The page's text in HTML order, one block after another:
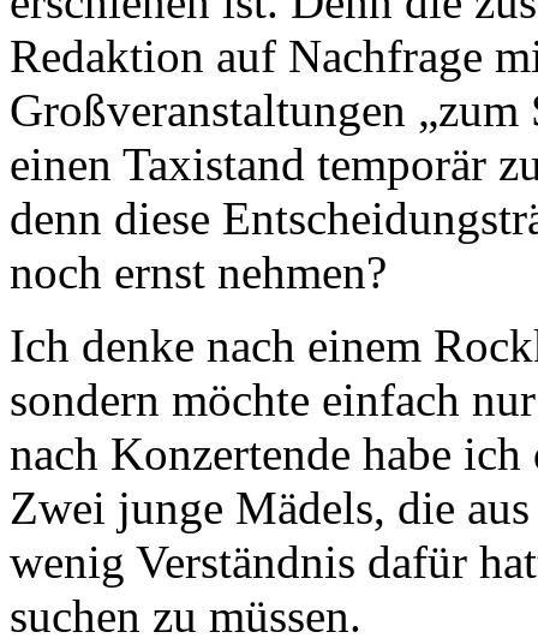
Redaktion auf Nachfrage
Großveranstaltungen „zum
einen Taxistand temporär
denn diese
noch ernst nehmen?
Ich denke nach einem
sondern möchte einfach
nach Konzertende habe
Zwei junge Mädels, die
wenig Verständnis dafür
suchen zu müssen.